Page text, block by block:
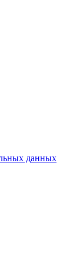
данных